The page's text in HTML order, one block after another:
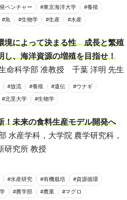
ベンチャー #東京海洋大学 #養殖
#魚 #生物学 #生産 #水産
境によって決まる性 成長と繁殖
し、海洋資源の増殖を目指せ！
命科学部 准教授 千葉 洋明 先生
#放流 #養殖 #遺伝 #ウナギ
#北里大学 #生物学
！未来の食料生産モデル開発へ
水産学科，大学院 農学研究科，
研究所 教授
#水産研究 #有機栽培 #資源循環
#農学部 #農業 #マグロ